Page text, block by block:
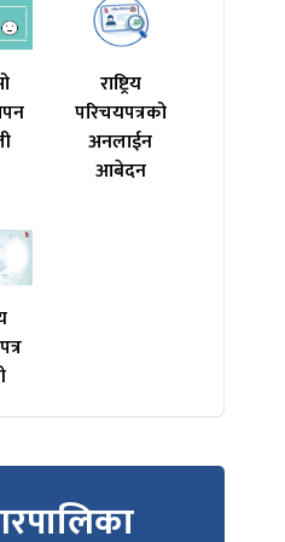
राष्ट्रिय
परिचयपत्रको
अनलाईन
आबेदन